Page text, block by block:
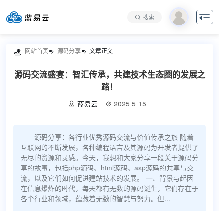
搜索 
 网站首页 源码分享 文章正文
源码交流盛宴：智汇传承，共建技术生态圈的发展之
路！
 蓝易云  2025-5-15
源码分享：各行业优秀源码交流与价值传承之旅 随着
互联网的不断发展，各种编程语言及其源码为开发者提供了
无尽的资源和灵感。今天，我想和大家分享一段关于源码分
享的故事，包括php源码、html源码、asp源码的共享与交
流，以及它们如何促进建站技术的发展。 一、背景与起因
在信息爆炸的时代，每天都有无数的源码诞生，它们存在于
各个行业和领域，蕴藏着无数的智慧与努力。但...